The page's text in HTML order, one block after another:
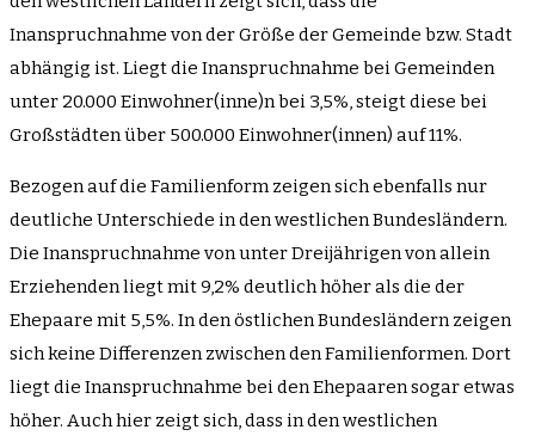
Inanspruchnahme von der Größe der Gemeinde bzw. Stadt
abhängig ist. Liegt die Inanspruchnahme bei Gemeinden
unter 20.000 Einwohner(inne)n bei 3,5%, steigt diese bei
Großstädten über 500.000 Einwohner(innen) auf 11%.
Bezogen auf die Familienform zeigen sich ebenfalls nur
deutliche Unterschiede in den westlichen Bundesländern.
Die Inanspruchnahme von unter Dreijährigen von allein
Erziehenden liegt mit 9,2% deutlich höher als die der
Ehepaare mit 5,5%. In den östlichen Bundesländern zeigen
sich keine Differenzen zwischen den Familienformen. Dort
liegt die Inanspruchnahme bei den Ehepaaren sogar etwas
höher. Auch hier zeigt sich, dass in den westlichen